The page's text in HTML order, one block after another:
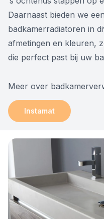
Daarnaast bieden we
badkamerradiatoren in
afmetingen en kleuren,
die perfect past bij uw
Meer over
Instamat